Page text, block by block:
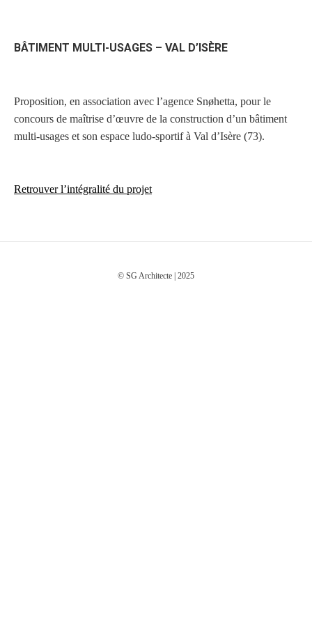
BÂTIMENT MULTI-USAGES – VAL D’ISÈRE
Proposition, en association avec l’agence Snøhetta, pour le
concours de maîtrise d’œuvre de la construction d’un bâtiment
multi-usages et son espace ludo-sportif à Val d’Isère (73).
Retrouver l’intégralité du projet
© SG Architecte | 2025